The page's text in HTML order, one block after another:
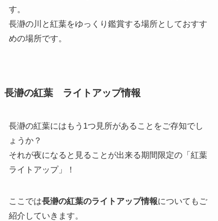
す。
長瀞の川と紅葉をゆっくり鑑賞する場所としておすす
めの場所です。
長瀞の紅葉 ライトアップ情報
長瀞の紅葉にはもう1つ見所があることをご存知でし
ょうか？
それが夜になると見ることが出来る期間限定の「紅葉
ライトアップ」！
ここでは長瀞の紅葉のライトアップ情報についてもご
紹介していきます。